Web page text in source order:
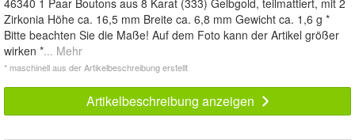
Zirkonia Höhe ca. 16,5 mm Breite ca. 6,8 mm Gewicht ca. 1,6 g *
Bitte beachten Sie die Maße! Auf dem Foto kann der Artikel größer
wirken *... Mehr
* maschinell aus der Artikelbeschreibung erstellt
Artikelbeschreibung anzeigen